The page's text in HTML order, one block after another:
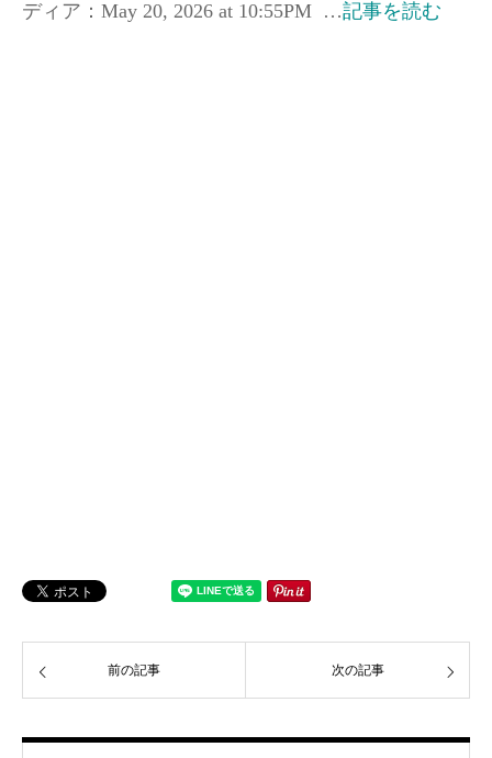
ディア：May 20, 2026 at 10:55PM …記事を読む
前の記事 次の記事